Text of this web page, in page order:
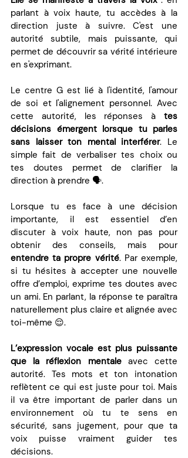
parlant à voix haute, tu accèdes à la
direction juste à suivre. C'est une
autorité subtile, mais puissante, qui
permet de découvrir sa vérité intérieure
en s'exprimant.
Le centre G est lié à l'identité, l'amour
de soi et l'alignement personnel. Avec
cette autorité, les réponses à tes
décisions émergent lorsque tu parles
sans laisser ton mental interférer. Le
simple fait de verbaliser tes choix ou
tes doutes permet de clarifier la
direction à prendre 🗣️.
Lorsque tu es face à une décision
importante, il est essentiel d’en
discuter à voix haute, non pas pour
entendre ta propre vérité. Par exemple,
si tu hésites à accepter une nouvelle
offre d’emploi, exprime tes doutes avec
un ami. En parlant, la réponse te paraîtra
naturellement plus claire et alignée avec
toi-même 😌.
L’expression vocale est plus puissante
que la réflexion mentale avec cette
autorité. Tes mots et ton intonation
reflètent ce qui est juste pour toi. Mais
il va être important de parler dans un
environnement où tu te sens en
sécurité, sans jugement, pour que ta
voix puisse vraiment guider tes
décisions.